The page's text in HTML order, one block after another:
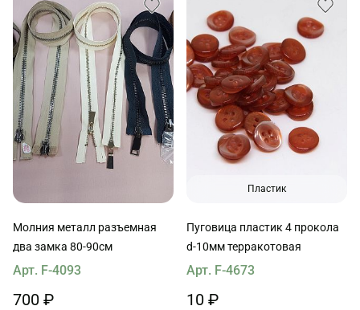
Молния металл разъемная
два замка 80-90см
Арт. F-4093
700 ₽
Пластик
Пуговица пластик 4 прокола
d-10мм терракотовая
Арт. F-4673
10 ₽